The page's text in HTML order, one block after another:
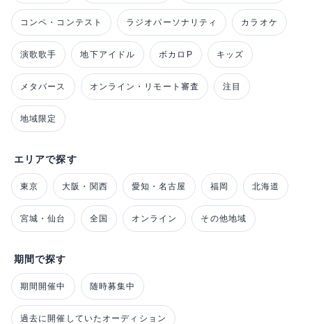
コンペ・コンテスト ラジオパーソナリティ カラオケ
演歌歌手 地下アイドル ボカロP キッズ
メタバース オンライン・リモート審査 注目
地域限定
エリアで探す
東京 大阪・関西 愛知・名古屋 福岡 北海道
宮城・仙台 全国 オンライン その他地域
期間で探す
期間開催中 随時募集中
過去に開催していたオーディション